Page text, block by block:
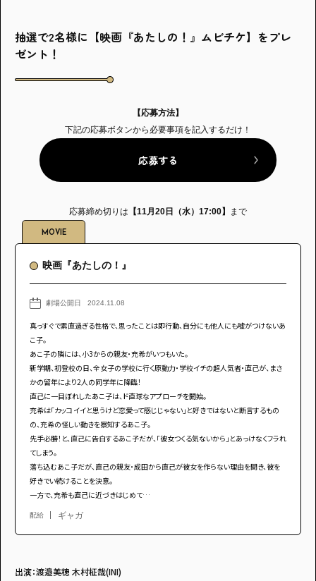
抽選で2名様に【映画『あたしの！』ムビチケ】をプレ
ゼント！
【応募方法】
下記の応募ボタンから必要事項を記入するだけ！
応募する
応募締め切りは 【11月20日（水）17:00】 まで
MOVIE
映画『あたしの！』
劇場公開日 2024.11.08
真っすぐで素直過ぎる性格で、思ったことは即⾏動、自分にも他人にも嘘がつけないあ
こ子。
あこ子の隣には、小3からの親友・充希がいつもいた。
新学期、初登校の日、全女子の学校に行く原動力・学校イチの超人気者・直己が、まさ
かの留年により2人の同学年に降臨！
直己に一目ぼれしたあこ子は、ド直球なアプローチを開始。
充希は「カッコイイと思うけど恋愛って感じじゃない」と好きではないと断言するもの
の、充希の怪しい動きを察知するあこ子。
先手必勝！と、直己に告白するあこ子だが、「彼女つくる気ないから」とあっけなくフラれ
てしまう。
落ち込むあこ子だが、直己の親友・成田から直己が彼女を作らない理由を聞き、彼を
好きでい続けることを決意。
一方で、充希も直己に近づきはじめて…
配給 ギャガ
出演：渡邉美穂 ⽊村柾哉(INI)